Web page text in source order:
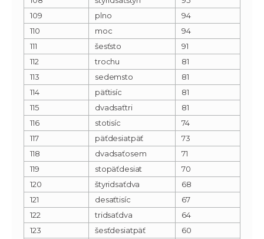
109
plno
94
110
moc
94
111
šesťsto
91
112
trochu
81
113
sedemsto
81
114
päťtisíc
81
115
dvadsaťtri
81
116
stotisíc
74
117
päťdesiatpäť
73
118
dvadsaťosem
71
119
stopäťdesiat
70
120
štyridsaťdva
68
121
desaťtisíc
67
122
tridsaťdva
64
123
šesťdesiatpäť
60